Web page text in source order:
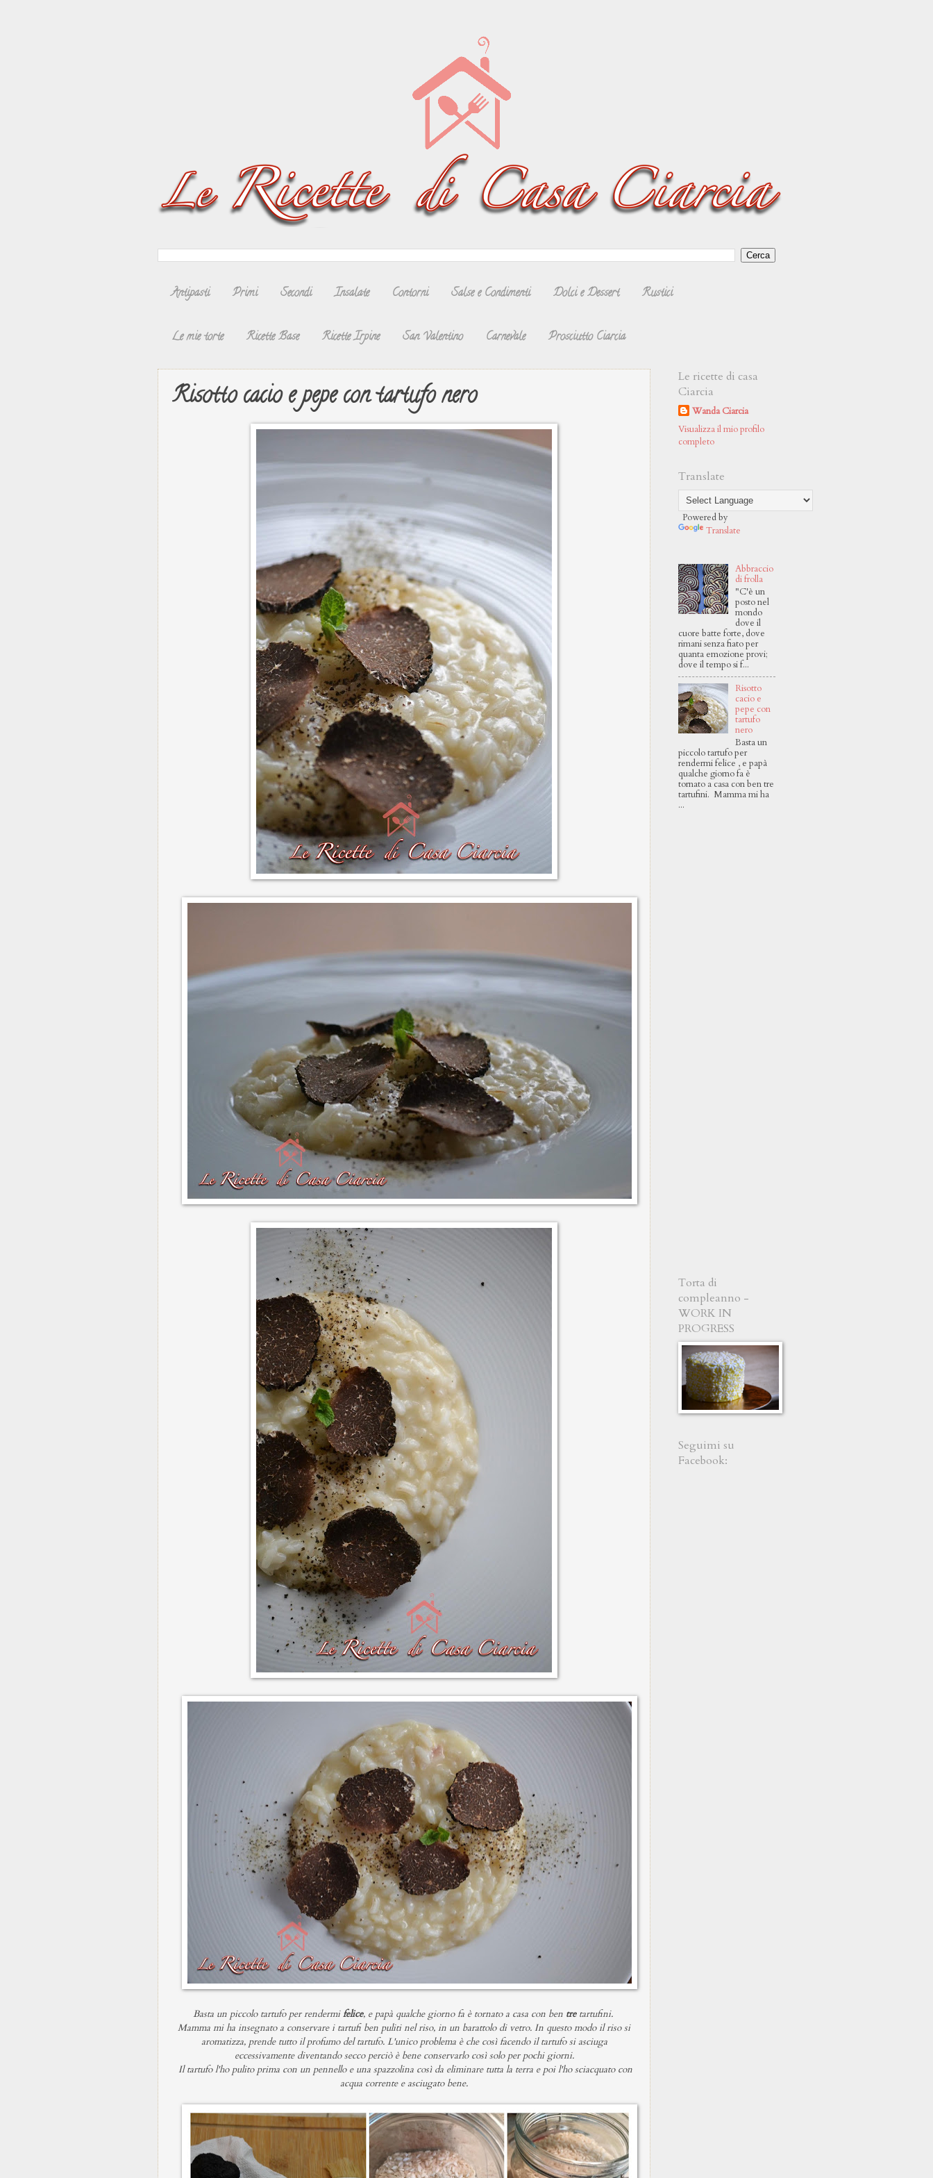
Antipasti Primi Secondi Insalate Contorni Salse e Condimenti Dolci e Dessert Rustici
Le mie torte Ricette Base Ricette Irpine San Valentino Carnevale Prosciutto Ciarcia
Risotto cacio e pepe con tartufo nero
Basta un piccolo tartufo per rendermifelice, e papà qualche giorno fa è tornato a casa con ben tre tartufini.
Mamma mi ha insegnato a conservare i tartufi ben puliti nel riso, in un barattolo di vetro. In questo modo il riso si
aromatizza, prende tutto il profumo del tartufo. L'unico problema è che così facendo il tartufo si asciuga
eccessivamente diventando secco perciò è bene conservarlo così solo per pochi giorni.
Il tartufo l'ho pulito prima con un pennello e una spazzolina così da eliminare tutta la terra e poi l'ho sciacquato con
acqua corrente e asciugato bene.
Le ricette di casa
Ciarcia
Wanda Ciarcia
Visualizza il mio profilo
completo
Translate
Powered by
Translate
Abbraccio
di frolla
"C'è un
posto nel
mondo
dove il
cuore batte forte, dove
rimani senza fiato per
quanta emozione provi;
dove il tempo si f...
Risotto
cacio e
pepe con
tartufo
nero
Basta un
piccolo tartufo per
rendermi felice , e papà
qualche giorno fa è
tornato a casa con ben tre
tartufini. Mamma mi ha
...
Torta di
compleanno -
WORK IN
PROGRESS
Seguimi su
Facebook: